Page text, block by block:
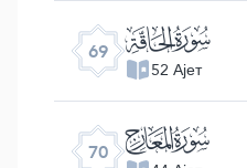
69 ﯲ
52 Ајет
70 ﯳ